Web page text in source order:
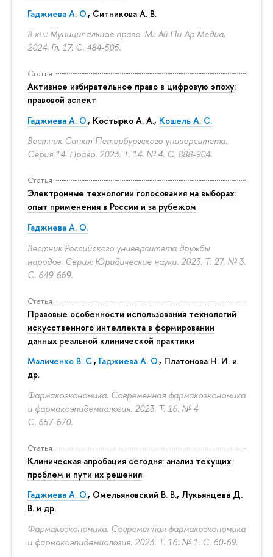
Гаджиева А. О., Ситникова А. В.
В кн.: Муниципальное право. М.: Ай Пи Ар Медиа,
2024. Гл. 17. С. 484-505.
Статья
Активное избирательное право в цифровую эпоху:
правовой аспект
Гаджиева А. О., Костырко А. А., Кошель А. С.
Вестник Санкт-Петербургского университета.
Серия 14. Право. 2023. Т. 14. № 4. С. 888-904.
Статья
Электронные технологии голосования на выборах:
опыт применения в России и за рубежом
Гаджиева А. О.
Вестник Российского университета дружбы
народов. Серия: Юридические науки. 2023. Т. 27. № 3.
С. 649-669.
Статья
Правовые особенности использования технологий
искусственного интеллекта в формировании
данных реальной клинической практики
Маличенко В. С., Гаджиева А. О., Платонова Н. И. и
др.
Фармакоэкономика. Современная фармакоэкономика
и фармакоэпидемиология. 2023. Т. 16. № 4.
С. 657-670.
Статья
Клиническая апробация сегодня: анализ текущих
проблем и пути их решения
Гаджиева А. О., Омельяновский В. В., Лукьянцева Д.
В. и др.
Фармакоэкономика. Современная фармакоэкономика
и фармакоэпидемиология. 2023. Т. 16. № 1. С. 60-69.